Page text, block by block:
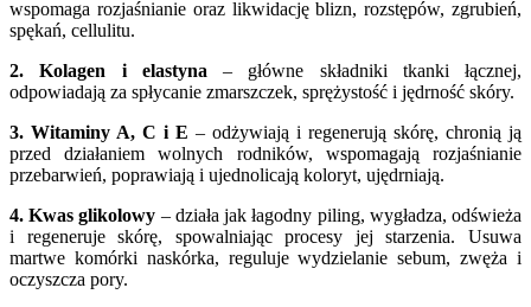
wspomaga rozjaśnianie oraz likwidację blizn, rozstępów, zgrubień,
spękań, cellulitu.
2. Kolagen i elastyna – główne składniki tkanki łącznej,
odpowiadają za spłycanie zmarszczek, sprężystość i jędrność skóry.
3. Witaminy A, C i E – odżywiają i regenerują skórę, chronią ją
przed działaniem wolnych rodników, wspomagają rozjaśnianie
przebarwień, poprawiają i ujednolicają koloryt, ujędrniają.
4. Kwas glikolowy – działa jak łagodny piling, wygładza, odświeża
i regeneruje skórę, spowalniając procesy jej starzenia. Usuwa
martwe komórki naskórka, reguluje wydzielanie sebum, zwęża i
oczyszcza pory.